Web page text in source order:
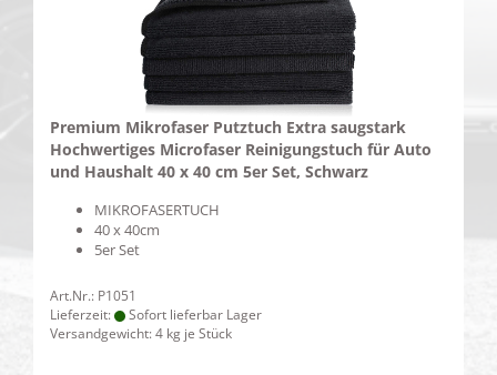
Premium Mikrofaser Putztuch Extra saugstark
Hochwertiges Microfaser Reinigungstuch für Auto
und Haushalt 40 x 40 cm 5er Set, Schwarz
MIKROFASERTUCH
40 x 40cm
5er Set
Art.Nr.: P1051
Lieferzeit:
Sofort lieferbar Lager
Versandgewicht:4 kg je Stück